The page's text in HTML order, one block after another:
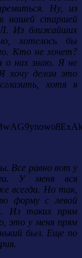
Ну, из
нашей старшей
Из ближайших
хотелось бы
Кто не хочет?
о них знаю. Я не
хочу делом это
хотя я
Все равно вот у
У меня вся
всегда. Но так,
форму с левой
Из таких прям
это у меня прям
был. Еще по